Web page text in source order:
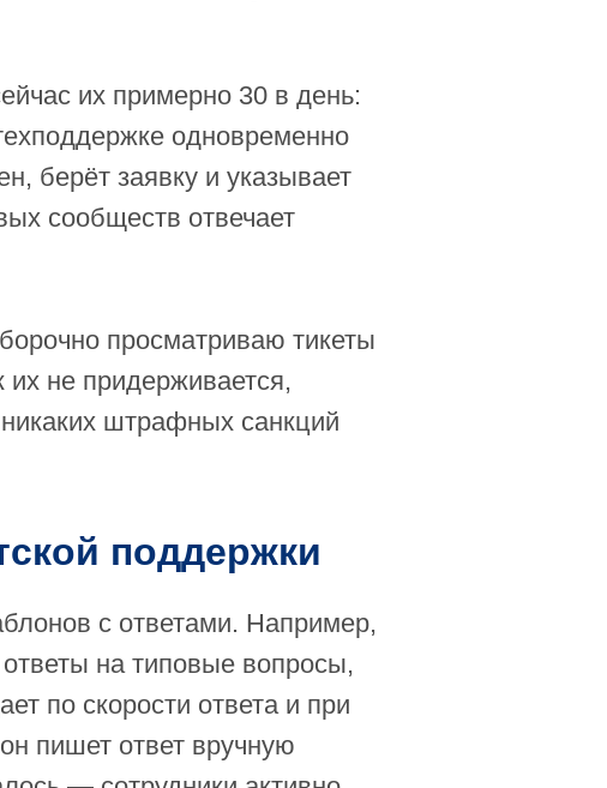
их примерно 30 в день:
одновременно
берёт заявку и указывает
сообществ отвечает
просматриваю тикеты
их не придерживается,
штрафных санкций
поддержки
с ответами. Например,
на типовые вопросы,
по скорости ответа и при
пишет ответ вручную